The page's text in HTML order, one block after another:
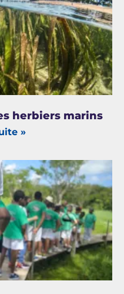
herbiers marins
»